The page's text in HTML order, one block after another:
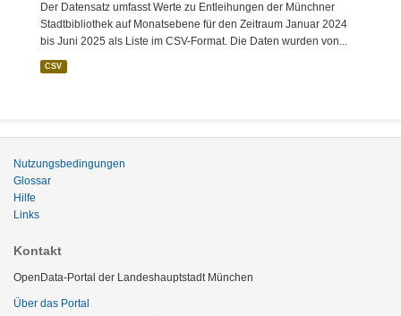
Der Datensatz umfasst Werte zu Entleihungen der Münchner
Stadtbibliothek auf Monatsebene für den Zeitraum Januar 2024
bis Juni 2025 als Liste im CSV-Format. Die Daten wurden von...
CSV
Nutzungsbedingungen
Glossar
Hilfe
Links
Kontakt
OpenData-Portal der Landeshauptstadt München
Über das Portal